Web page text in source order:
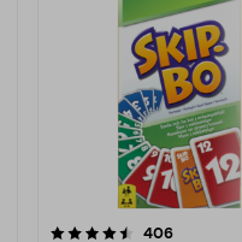
406
4.5 av 5 stjerner